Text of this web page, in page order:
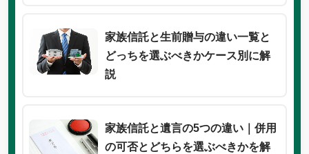
家族信託と生前贈与の違い一覧と
どっちを選ぶべきかケース別に解
説
家族信託と遺言の5つの違い｜併用
の可否とどちらを選ぶべきかを解